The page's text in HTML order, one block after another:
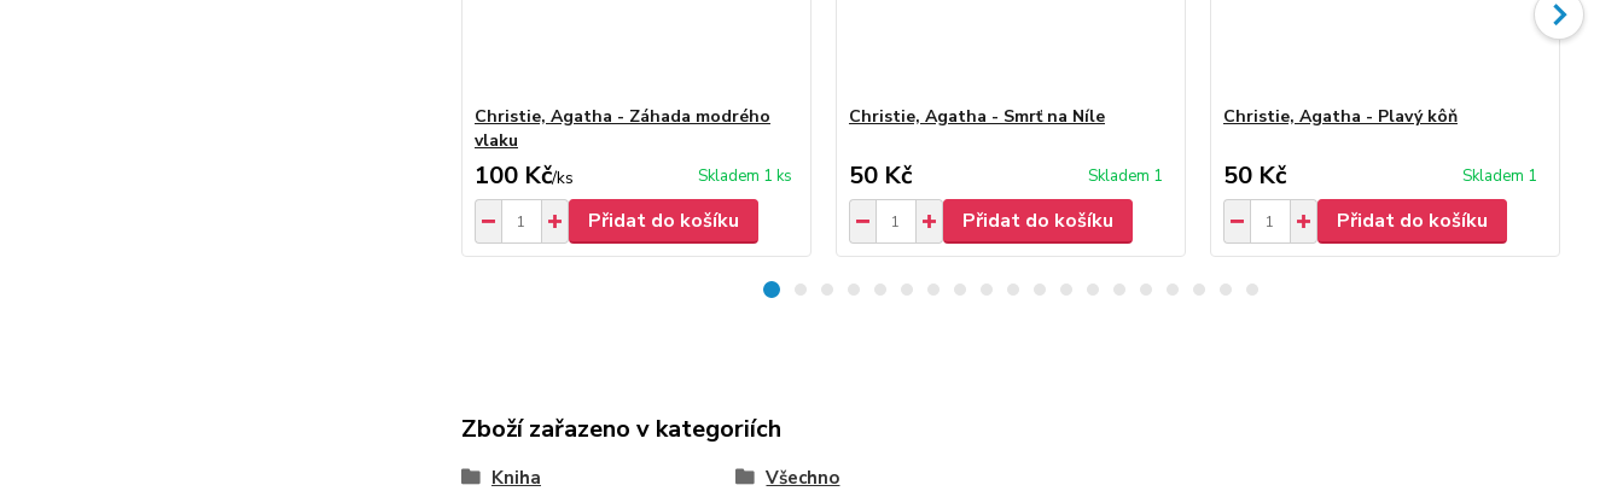
Christie, Agatha - Záhada modrého
vlaku
100 Kč/ks Skladem 1 ks
Přidat do košíku
Christie, Agatha - Smrť na Níle
50 Kč Skladem 1
Přidat do košíku
Christie, Agatha - Plavý kôň
50 Kč Skladem 1
Přidat do košíku
Zboží zařazeno v kategoriích
Kniha Všechno